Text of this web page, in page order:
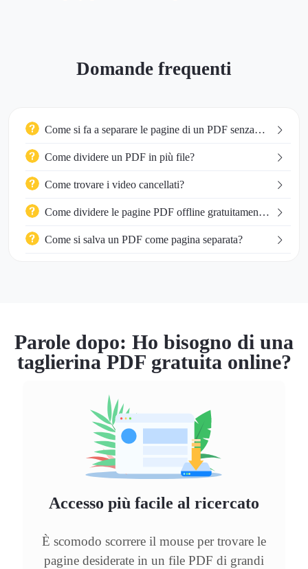
Domande frequenti
Come si fa a separare le pagine di un PDF senza
Adobe?Come dividere un PDF in più file?
Come trovare i video cancellati?
Come dividere le pagine PDF offline gratuitamente
su Mac?Come si salva un PDF come pagina separata?
Parole dopo: Ho bisogno di una
taglierina PDF gratuita online?
Accesso più facile al ricercato
È scomodo scorrere il mouse per trovare le
pagine desiderate in un file PDF di grandi